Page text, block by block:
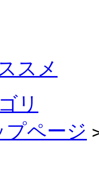
スメ
リ
プページ